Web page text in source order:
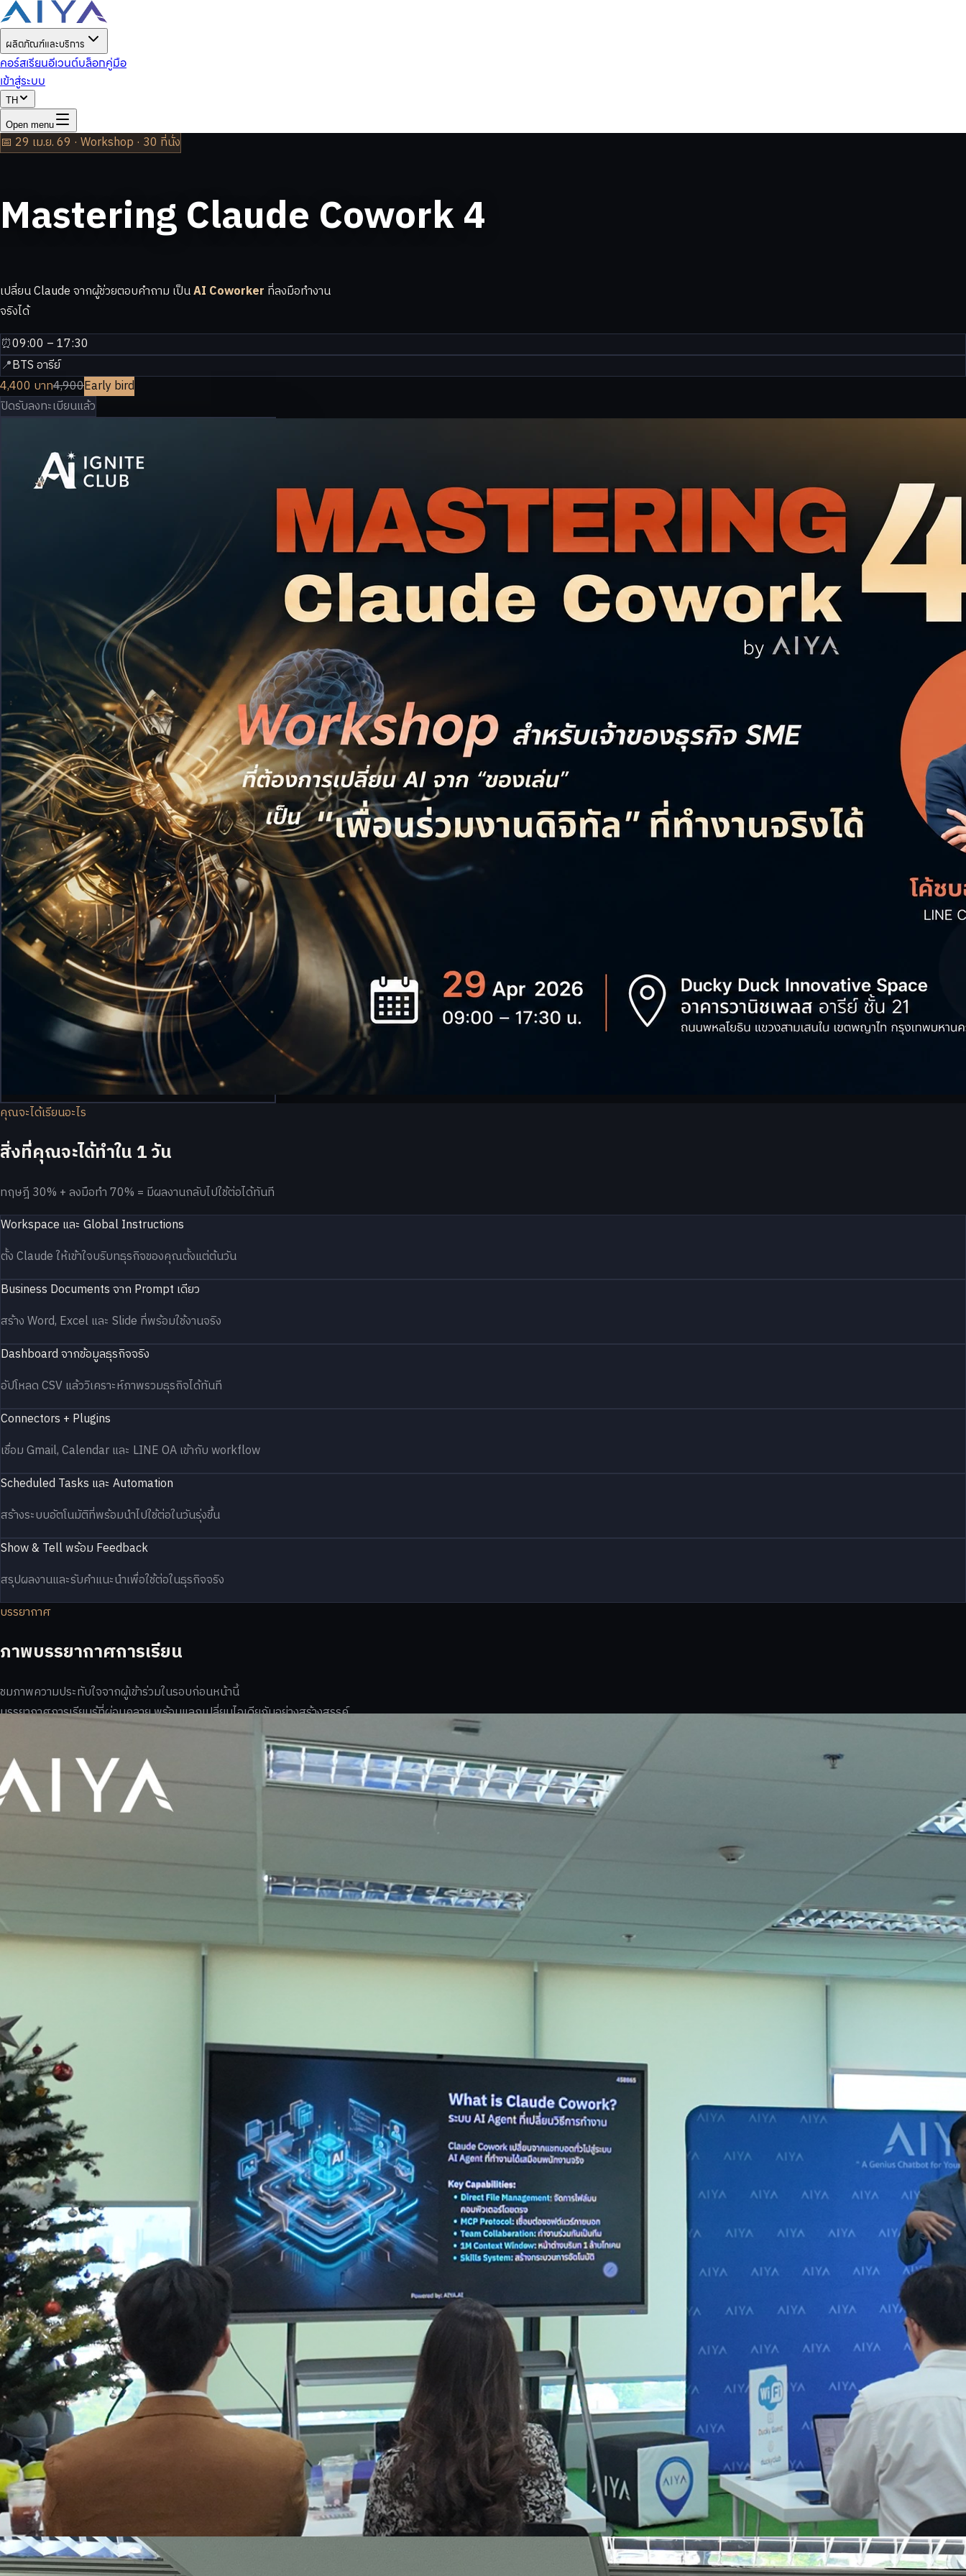
ผลิตภัณฑ์และบริการ
คอร์สเรียนอีเวนต์บล็อกคู่มือ
เข้าสู่ระบบ
TH
Open menu
📅 29 เม.ย. 69 · Workshop · 30 ที่นั่ง
Mastering Claude Cowork 4
เปลี่ยน Claude จากผู้ช่วยตอบคำถาม เป็นAI Coworker ที่ลงมือทำงาน
จริงได้
⏰09:00 – 17:30
📍BTS อารีย์
4,400 บาท4,900Early bird
ปิดรับลงทะเบียนแล้ว
คุณจะได้เรียนอะไร
สิ่งที่คุณจะได้ทำใน 1 วัน
ทฤษฎี 30% + ลงมือทำ 70% = มีผลงานกลับไปใช้ต่อได้ทันที
Workspace และ Global Instructions
ตั้ง Claude ให้เข้าใจบริบทธุรกิจของคุณตั้งแต่ต้นวัน
Business Documents จาก Prompt เดียว
สร้าง Word, Excel และ Slide ที่พร้อมใช้งานจริง
Dashboard จากข้อมูลธุรกิจจริง
อัปโหลด CSV แล้ววิเคราะห์ภาพรวมธุรกิจได้ทันที
Connectors + Plugins
เชื่อม Gmail, Calendar และ LINE OA เข้ากับ workflow
Scheduled Tasks และ Automation
สร้างระบบอัตโนมัติที่พร้อมนำไปใช้ต่อในวันรุ่งขึ้น
Show & Tell พร้อม Feedback
สรุปผลงานและรับคำแนะนำเพื่อใช้ต่อในธุรกิจจริง
บรรยากาศ
ภาพบรรยากาศการเรียน
ชมภาพความประทับใจจากผู้เข้าร่วมในรอบก่อนหน้านี้
บรรยากาศการเรียนรู้ที่ผ่อนคลาย พร้อมแลกเปลี่ยนไอเดียกันอย่างสร้างสรรค์